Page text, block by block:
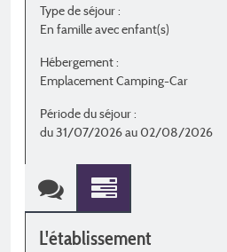
Type de séjour :
En famille avec enfant(s)
Hébergement :
Emplacement Camping-Car
Période du séjour :
du 31/07/2026 au 02/08/2026
L'établissement